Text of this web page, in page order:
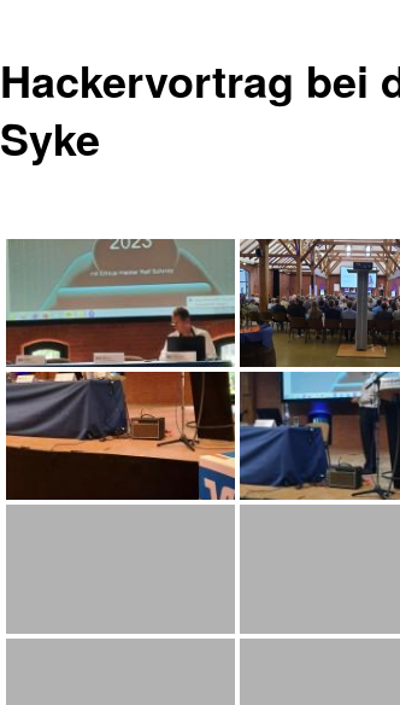
Hackervortrag bei
Syke